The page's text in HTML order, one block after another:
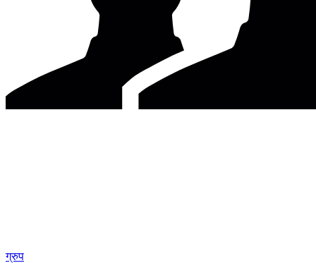
ग्रुप